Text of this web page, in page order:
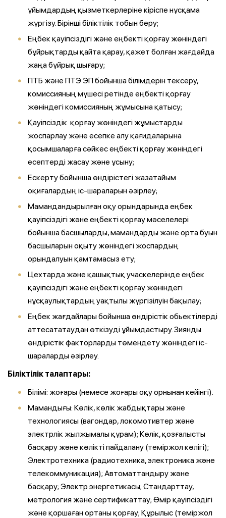
ұйымдардың қызметкерлеріне кіріспе нұсқама
жүргізу. Бірінші біліктілік тобын беру;
Еңбек қауіпсіздігі және еңбекті қорғау жөніндегі
бұйрықтарды қайта қарау, қажет болған жағдайда
жаңа бұйрық шығару;
ПТБ және ПТЭ ЭП бойынша білімдерін тексеру,
комиссияның мүшесі ретінде еңбекті қорғау
жөніндегі комиссияның жұмысына қатысу;
Қауіпсіздік қорғау жөніндегі жұмыстарды
жоспарлау және есепке алу қағидаларына
қосымшаларға сәйкес еңбекті қорғау жөніндегі
есептерді жасау және ұсыну;
Ескерту бойынша өндірістегі жазатайым
оқиғалардың іс-шараларын әзірлеу;
Мамандандырылған оқу орындарында еңбек
қауіпсіздігі және еңбекті қорғау мәселелері
бойынша басшыларды, мамандарды және орта буын
басшыларын оқыту жөніндегі жоспардың
орындалуын қамтамасыз ету;
Цехтарда және қашықтық учаскелерінде еңбек
қауіпсіздігі және еңбекті қорғау жөніндегі
нұсқаулықтардың уақтылы жүргізілуін бақылау;
Еңбек жағдайлары бойынша өндірістік обьектілерді
аттесататаудан өткізуді ұйымдастыру. Зиянды
өндірістік факторларды төмендету жөніндегі іс-
шараларды әзірлеу.
Біліктілік талаптары:
Білімі: жоғары (немесе жоғары оқу орнынан кейінгі).
Мамандығы: Көлік, көлік жабдықтары және
технологиясы (вагондар, локомотивтер және
электрлік жылжымалы құрам); Көлік, қозғалысты
басқару және көлікті пайдалану (теміржол көлігі);
Электротехника (радиотехника, электроника және
телекоммуникация); Автоматтандыру және
басқару; Электр энергетикасы; Стандарттау,
метрология және сертификаттау; Өмір қауіпсіздігі
және қоршаған ортаны қорғау; Құрылыс (теміржол